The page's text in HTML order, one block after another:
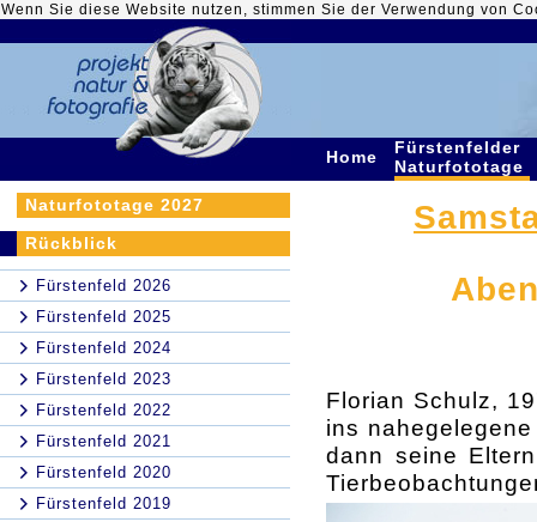
Wenn Sie diese Website nutzen, stimmen Sie der Verwendung von
Home
Fürstenfelder
Naturfototage
Naturfototage 2027
Rückblick
Fürstenfeld 2026
Fürstenfeld 2025
Fürstenfeld 2024
Fürstenfeld 2023
Fürstenfeld 2022
Fürstenfeld 2021
Fürstenfeld 2020
Fürstenfeld 2019
Florian Schulz,
ins
dann seine